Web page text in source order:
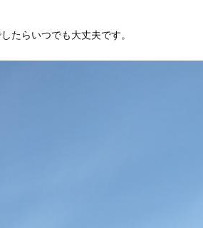
たらいつでも大丈夫です。